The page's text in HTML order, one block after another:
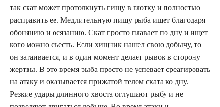
так скат может протолкнуть пищу в глотку и полностью
расправить ее. Медлительную пишу рыба ищет благодаря
обонянию и осязанию. Скат просто плавает по дну и ищет
кого можно съесть. Если хищник нашел свою добычу, то
он затаивается, и в один момент делает рывок в сторону
жертвы. В это время рыба просто не успевает среагировать
на атаку и оказывается прижатой телом ската ко дну.
Резкие удары длинного хвоста оглушают рыбу и не